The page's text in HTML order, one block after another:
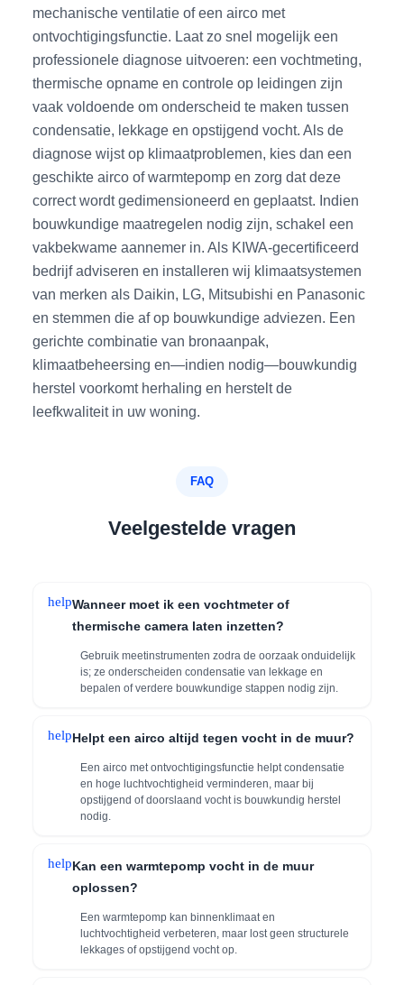
mechanische ventilatie of een airco met
ontvochtigingsfunctie. Laat zo snel mogelijk een
professionele diagnose uitvoeren: een vochtmeting,
thermische opname en controle op leidingen zijn
vaak voldoende om onderscheid te maken tussen
condensatie, lekkage en opstijgend vocht. Als de
diagnose wijst op klimaatproblemen, kies dan een
geschikte airco of warmtepomp en zorg dat deze
correct wordt gedimensioneerd en geplaatst. Indien
bouwkundige maatregelen nodig zijn, schakel een
vakbekwame aannemer in. Als KIWA-gecertificeerd
bedrijf adviseren en installeren wij klimaatsystemen
van merken als Daikin, LG, Mitsubishi en Panasonic
en stemmen die af op bouwkundige adviezen. Een
gerichte combinatie van bronaanpak,
klimaatbeheersing en—indien nodig—bouwkundig
herstel voorkomt herhaling en herstelt de
leefkwaliteit in uw woning.
FAQ
Veelgestelde vragen
helpWanneer moet ik een vochtmeter of
thermische camera laten inzetten?
Gebruik meetinstrumenten zodra de oorzaak onduidelijk
is; ze onderscheiden condensatie van lekkage en
bepalen of verdere bouwkundige stappen nodig zijn.
helpHelpt een airco altijd tegen vocht in de muur?
Een airco met ontvochtigingsfunctie helpt condensatie
en hoge luchtvochtigheid verminderen, maar bij
opstijgend of doorslaand vocht is bouwkundig herstel
nodig.
helpKan een warmtepomp vocht in de muur
oplossen?
Een warmtepomp kan binnenklimaat en
luchtvochtigheid verbeteren, maar lost geen structurele
lekkages of opstijgend vocht op.